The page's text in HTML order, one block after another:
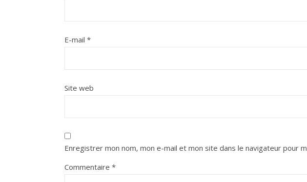
E-mail *
Site web
Enregistrer mon nom, mon e-mail et mon site dans le navigateur pour
Commentaire *